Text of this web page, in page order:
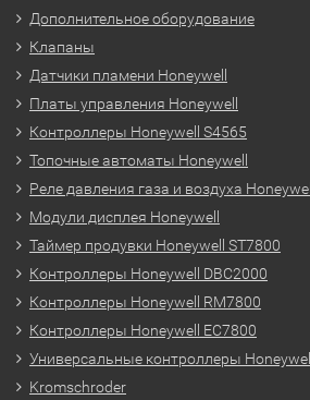
Дополнительное оборудование
Клапаны
Датчики пламени Honeywell
Платы управления Honeywell
Контроллеры Honeywell S4565
Топочные автоматы Honeywell
Реле давления газа и воздуха Honeywell
Модули дисплея Honeywell
Таймер продувки Honeywell ST7800
Контроллеры Honeywell DBC2000
Контроллеры Honeywell RM7800
Контроллеры Honeywell EC7800
Универсальные контроллеры Honeywell
Kromschroder